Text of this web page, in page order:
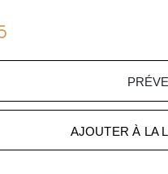
AJOUTER À LA